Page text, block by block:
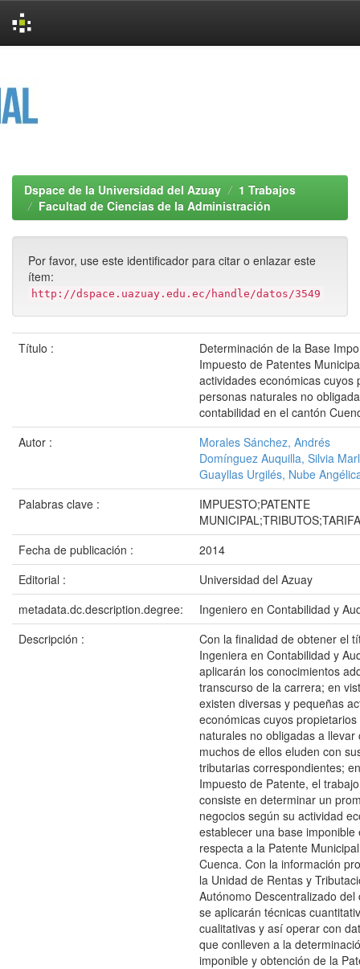
Dspace de la Universidad del Azuay
1 Trabajos
Facultad de Ciencias de la Administración
Por favor, use este identificador para citar o enlazar este
ítem:
http://dspace.uazuay.edu.ec/handle/datos/3549
Título :
Determinación de la Base
Impuesto de Patentes
actividades económicas cuyos
personas naturales no
contabilidad en el cantón
Autor :
Morales Sánchez, Andrés
Domínguez Auquilla, Silvia
Guayllas Urgilés, Nube
Palabras clave :
IMPUESTO;PATENTE
MUNICIPAL;TRIBUTOS;TARIFA
Fecha de publicación :
2014
Editorial :
Universidad del Azuay
metadata.dc.description.degree:
Ingeniero en Contabilidad y
Descripción :
Con la finalidad de obtener el
Ingeniera en Contabilidad y
aplicarán los conocimientos
transcurso de la carrera; en
existen diversas y pequeñas
económicas cuyos
naturales no obligadas a llevar
muchos de ellos eluden con
tributarias correspondientes;
Impuesto de Patente, el
consiste en determinar un
negocios según su actividad
establecer una base imponible
respecta a la Patente
Cuenca. Con la información
la Unidad de Rentas y
Autónomo Descentralizado del
se aplicarán técnicas
cualitativas y así operar con
que conlleven a la
imponible y obtención de la